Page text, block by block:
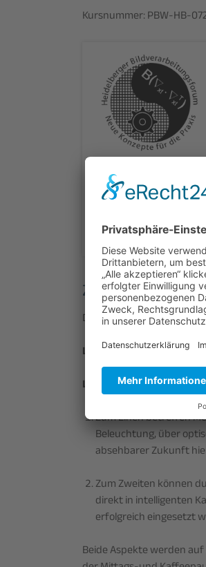
Kursnummer: PBW-HB-
abgelaufen
Das 93. Heidelberger
Learning to Sense
Learning to Sense
Zum Einen betreffen
Beleuchtung, über
absehbarer Zukunft
Zum Zweiten können
direkt in intelligenten
erfolgreich eingesetzt
Beide Aspekte werden